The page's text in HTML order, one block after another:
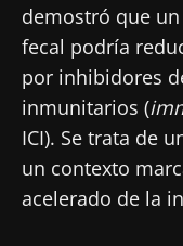
demostró que
fecal podría
por inhibidores
inmunitarios (
ICI). Se trata de
un contexto
acelerado de la